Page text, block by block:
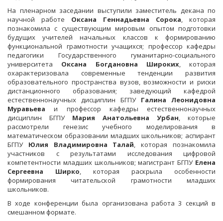
На пленарном заседании выступили заместитель декана по
научной работе Оксана Геннадьевна Сорока, которая
познакомила с существующим мировым опытом подготовки
будущих учителей начальных классов к формированию
функциональной грамотности учащихся; профессор кафедры
педагогики Государственного гуманитарно-социального
университета Оксана Богдановна Широких, которая
охарактеризовала современные тенденции развития
образовательного пространства вузов, возможности и риски
дистанционного образования; заведующий кафедрой
естественнонаучных дисциплин БГПУ Галина Леонидовна
Муравьева и профессор кафедры естественнонаучных
дисциплин БГПУ Мария Анатольевна Урбан, которые
рассмотрели генезис учебного моделирования в
математическом образовании младших школьников; аспирант
БГПУ Юлия Владимировна Талай, которая познакомила
участников с результатами исследования цифровой
компетентности младших школьников; магистрант БГПУ Елена
Сергеевна Ширко, которая раскрыла особенности
формирования читательской грамотности младших
школьников.
В ходе конференции была организована работа 3 секций в
смешанном формате.